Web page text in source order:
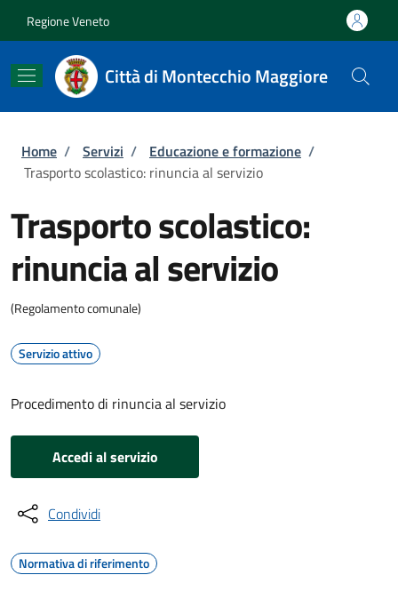
Regione Veneto
Città di Montecchio Maggiore
Briciole di pane
Home / Servizi / Educazione e formazione /
Trasporto scolastico: rinuncia al servizio
Trasporto scolastico:
rinuncia al servizio
(Regolamento comunale)
Servizio attivo
Procedimento di rinuncia al servizio
Accedi al servizio
Condividi
Normativa di riferimento